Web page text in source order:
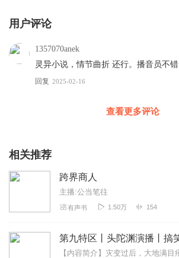
用户评论
1357070anek
灵异小说，情节曲折 还行。播音员不错
回复 2025-02-16
查看更多评论
相关推荐
跨界商人
主播:公当笔往
有声书 1.50万 154